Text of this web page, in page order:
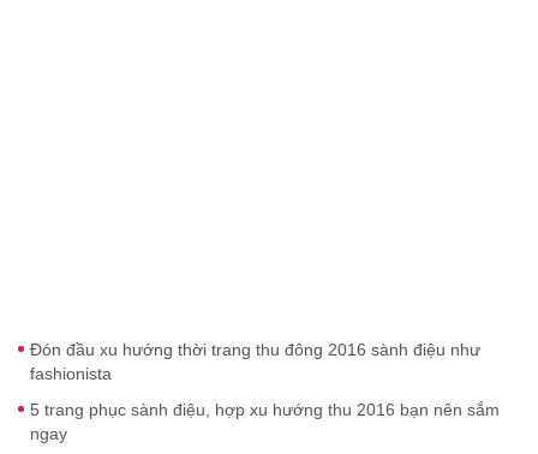
Đón đầu xu hướng thời trang thu đông 2016 sành điệu như
fashionista
5 trang phục sành điệu, hợp xu hướng thu 2016 bạn nên sắm
ngay